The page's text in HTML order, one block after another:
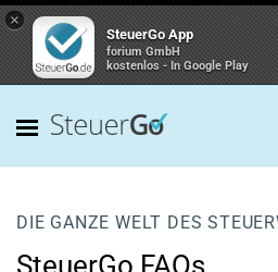
×
SteuerGo App
forium GmbH
kostenlos - In Google Play
DIE GANZE WELT DES
SteuerGo FAQs